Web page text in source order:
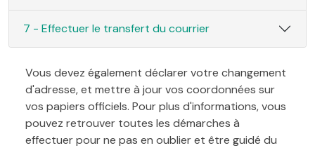
7 - Effectuer le transfert du courrier
Vous devez également déclarer votre changement
d'adresse, et mettre à jour vos coordonnées sur
vos papiers officiels. Pour plus d'informations, vous
pouvez retrouver toutes les démarches à
effectuer pour ne pas en oublier et être guidé du